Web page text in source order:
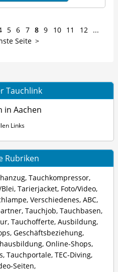
5 6 7 8 9 10 11 12
...
Seite
Tauchlink
in Aachen
Links
Rubriken
, Tauchkompressor,
, Tarierjacket, Foto/Video,
, Verschiedenes, ABC,
, Tauchjob, Tauchbasen,
, Tauchofferte, Ausbildung,
, Geschäftsbeziehung,
, Online-Shops,
, Tauchportale, TEC-Diving,
Seiten,